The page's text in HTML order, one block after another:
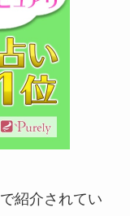
紹介されてい